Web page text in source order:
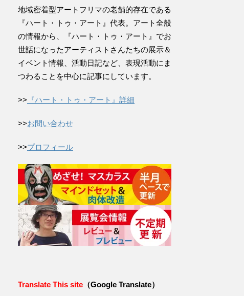
地域密着型アートフリマの老舗的存在である
『ハート・トゥ・アート』代表。アート全般
の情報から、『ハート・トゥ・アート』でお
世話になったアーティストさんたちの展示＆
イベント情報、活動日記など、表現活動にま
つわることを中心に記事にしています。
>> 『ハート・トゥ・アート』詳細
>>お問い合わせ
>>プロフィール
Translate This site （Google Translate）